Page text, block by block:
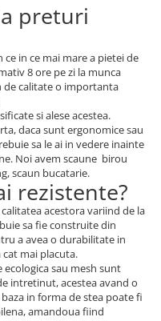
preturi
in ce mai mare a pietei de
8 ore pe zi la munca
de calitate o importanta
si alese acestea.
daca sunt ergonomice sau
sa le ai in vedere inainte
Noi avem scaune birou
scaun bucatarie.
rezistente?
acestora variind de la
sa fie construite din
a avea o durabilitate in
mai placuta.
ecologica sau mesh sunt
intretinut, acestea avand o
in forma de stea poate fi
amandoua fiind